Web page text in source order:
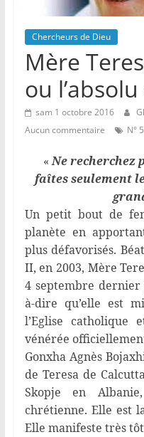
Chercheurs de Dieu
Mère
ou
sam 1 octobre 2016
Aucun commentaire
N°
«Ne recherchez
faîtes seulement
Un petit bout de
planète en
plus défavorisés.
II, en 2003, Mère
4 septembre dernier
à-dire qu’elle est
l’Eglise catholique
vénérée
Gonxha Agnès
de Teresa de
Skopje en
chrétienne. Elle est
Elle manifeste très